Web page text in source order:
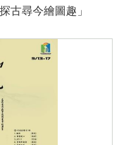
古尋今繪圖趣」